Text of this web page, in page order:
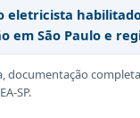
eletricista habilitado
em São Paulo e
documentação completa
SP.